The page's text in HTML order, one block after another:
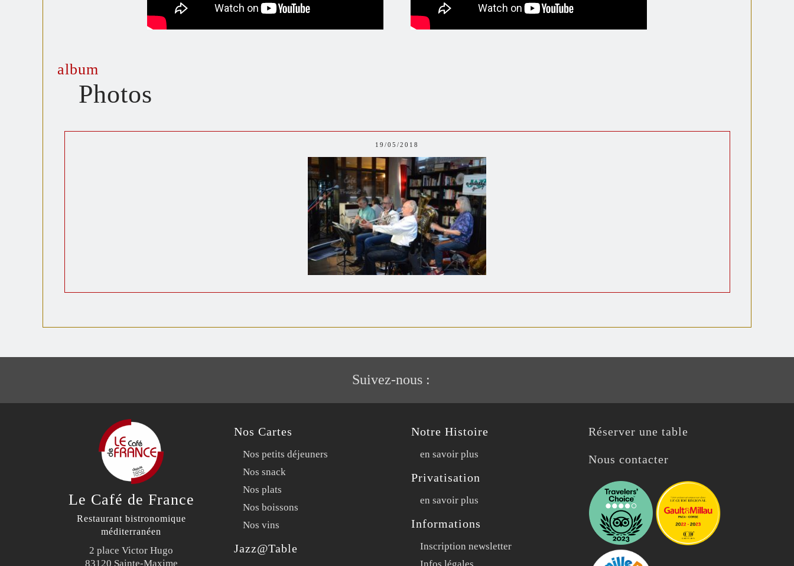
album
Photos
19/05/2018
Suivez-nous :
Le Café de France
Restaurant bistronomique
méditerranéen
2 place Victor Hugo
83120 Sainte-Maxime
Nos Cartes
Nos petits déjeuners
Nos snack
Nos plats
Nos boissons
Nos vins
Jazz@Table
Notre Histoire
en savoir plus
Privatisation
en savoir plus
Informations
Inscription newsletter
Réserver une table
Nous contacter